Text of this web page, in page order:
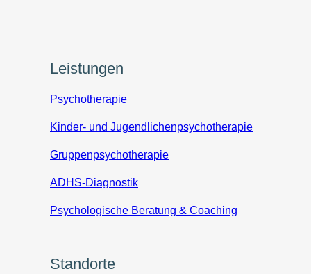
Leistungen
Psychotherapie
Kinder- und Jugendlichenpsychotherapie
Gruppenpsychotherapie
ADHS-Diagnostik
Psychologische Beratung & Coaching
Standorte